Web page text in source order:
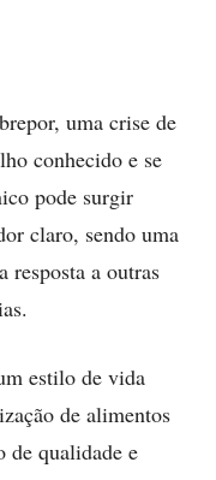
uma crise de
conhecido e se
pode surgir
claro, sendo uma
resposta a outras
estilo de vida
de alimentos
de qualidade e